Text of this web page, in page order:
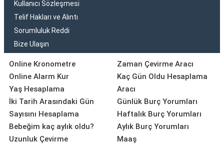
Kullanıcı Sözleşmesi
Telif Hakları ve Alıntı
Sorumluluk Reddi
Bize Ulaşın
Online Kronometre
Online Alarm Kur
Yaş Hesaplama
İki Tarih Arasındaki Gün
Sayısını Hesaplama
Bebeğim kaç aylık oldu?
Uzunluk Çevirme
Zaman Çevirme Aracı
Kaç Gün Oldu Hesaplama
Aracı
Günlük Burç Yorumları
Haftalık Burç Yorumları
Aylık Burç Yorumları
Maaş